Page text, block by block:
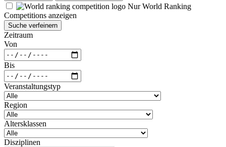
Nur World Ranking
Competitions anzeigen
Suche verfeinern
Zeitraum
Von
Bis
Veranstaltungstyp
Region
Altersklassen
Disziplinen